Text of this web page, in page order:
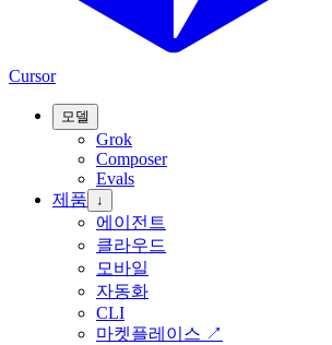
Cursor
모델
Grok
Composer
Evals
제품
↓
에이전트
클라우드
모바일
자동화
CLI
마켓플레이스 ↗